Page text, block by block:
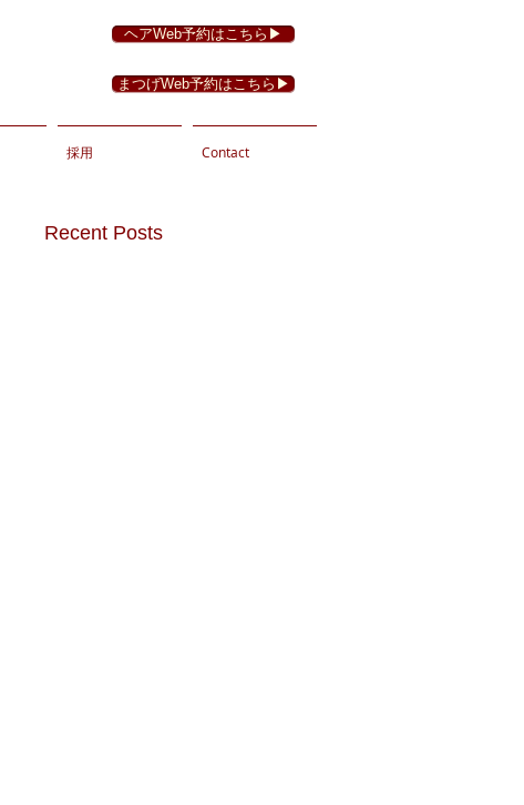
ヘアWeb予約はこちら▶︎
まつげWeb予約はこちら▶︎
採用 Contact
Recent Posts